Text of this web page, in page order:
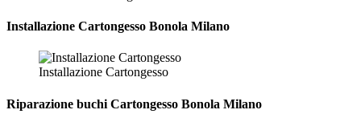
Installazione Cartongesso Bonola Milano
Installazione Cartongesso
Riparazione buchi Cartongesso Bonola Milano